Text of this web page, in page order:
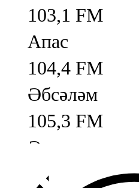
103,1 FM
Апас
104,4 FM
Әбсәләм
105,3 FM
Әлмәт
92,9 FM